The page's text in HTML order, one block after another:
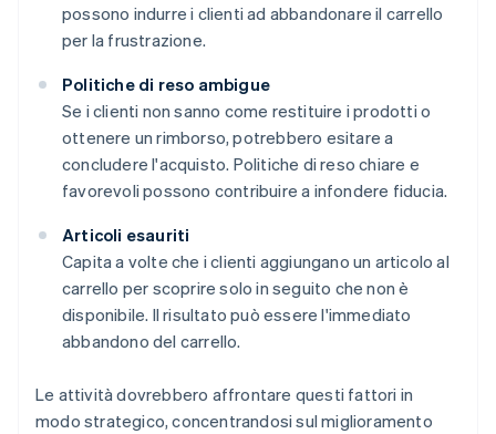
possono indurre i clienti ad abbandonare il carrello
per la frustrazione.
Politiche di reso ambigue
Se i clienti non sanno come restituire i prodotti o
ottenere un rimborso, potrebbero esitare a
concludere l'acquisto. Politiche di reso chiare e
favorevoli possono contribuire a infondere fiducia.
Articoli esauriti
Capita a volte che i clienti aggiungano un articolo al
carrello per scoprire solo in seguito che non è
disponibile. Il risultato può essere l'immediato
abbandono del carrello.
Le attività dovrebbero affrontare questi fattori in
modo strategico, concentrandosi sul miglioramento